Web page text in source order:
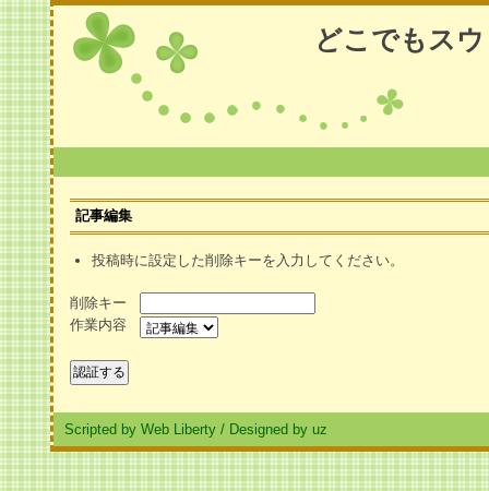
どこでもス
記事編集
投稿時に設定した削除キーを入力してください。
削除キー
作業内容
Scripted by Web Liberty / Designed by uz